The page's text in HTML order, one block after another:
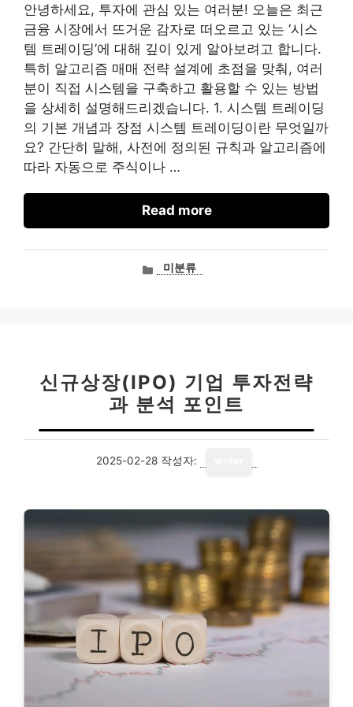
안녕하세요, 투자에 관심 있는 여러분! 오늘은 최근
금융 시장에서 뜨거운 감자로 떠오르고 있는 ‘시스
템 트레이딩’에 대해 깊이 있게 알아보려고 합니다.
특히 알고리즘 매매 전략 설계에 초점을 맞춰, 여러
분이 직접 시스템을 구축하고 활용할 수 있는 방법
을 상세히 설명해드리겠습니다. 1. 시스템 트레이딩
의 기본 개념과 장점 시스템 트레이딩이란 무엇일까
요? 간단히 말해, 사전에 정의된 규칙과 알고리즘에
따라 자동으로 주식이나 …
Read more
카미분류
신규상장(IPO) 기업 투자전략
과 분석 포인트
2025-02-28 작성자: